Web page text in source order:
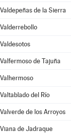
Valdepeñas de la Sierra
Valderrebollo
Valdesotos
Valfermoso de Tajuña
Valhermoso
Valtablado del Río
Valverde de los Arroyos
Viana de Jadraque